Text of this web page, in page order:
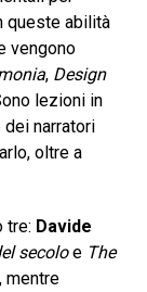
queste abilità
vengono
, Design
lezioni in
narratori
oltre a
tre: Davide
secoloe The
mentre